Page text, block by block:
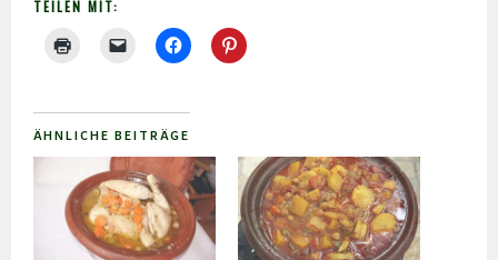
TEILEN MIT:
ÄHNLICHE BEITRÄGE